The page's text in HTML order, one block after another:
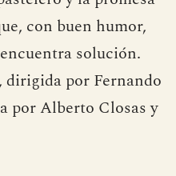
con buen humor,
solución.
, dirigida por Fernando
por Alberto Closas y